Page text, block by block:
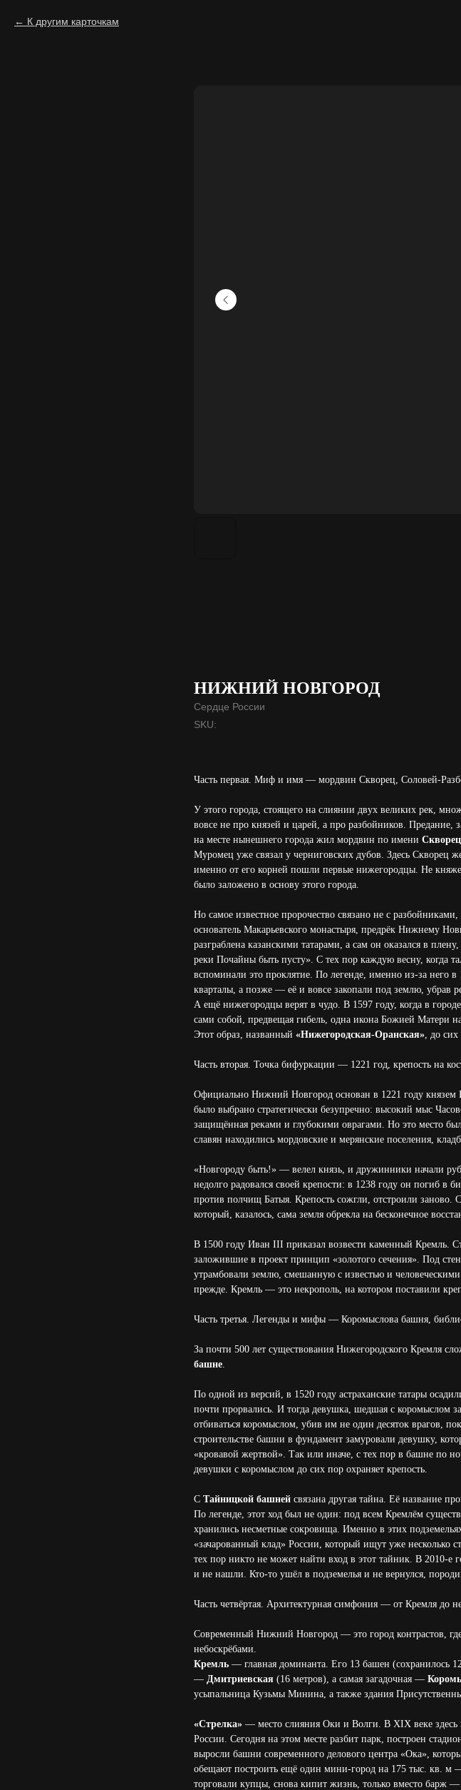
К другим карточкам
НИЖНИЙ НОВГОРОД
Сердце России
SKU:
Часть первая. Миф и имя — мордвин Скворец, Соловей-
У этого города, стоящего на слиянии двух великих рек,
вовсе не про князей и царей, а про разбойников. Предание,
на месте нынешнего города жил мордвин по имени Скворец
Муромец уже связал у черниговских дубов. Здесь Скворец
именно от его корней пошли первые нижегородцы. Не
было заложено в основу этого города.
Но самое известное пророчество связано не с
основатель Макарьевского монастыря, предрёк Нижнему
разграблена казанскими татарами, а сам он оказался в
реки Почайны быть пусту». С тех пор каждую весну, когда
вспоминали это проклятие. По легенде, именно из-за него
кварталы, а позже — её и вовсе закопали под землю, убрав
А ещё нижегородцы верят в чудо. В 1597 году, когда в
сами собой, предвещая гибель, одна икона Божией Матери
Этот образ, названный «Нижегородская-Оранская», до сих
Часть вторая. Точка бифуркации — 1221 год, крепость на
Официально Нижний Новгород основан в 1221 году
было выбрано стратегически безупречно: высокий мыс
защищённая реками и глубокими оврагами. Но это место
славян находились мордовские и мерянские поселения,
«Новгороду быть!» — велел князь, и дружинники начали
недолго радовался своей крепости: в 1238 году он погиб в
против полчищ Батыя. Крепость сожгли, отстроили заново.
который, казалось, сама земля обрекла на бесконечное
В 1500 году Иван III приказал возвести каменный Кремль.
заложившие в проект принцип «золотого сечения». Под
утрамбовали землю, смешанную с известью и
прежде. Кремль — это некрополь, на котором поставили
Часть третья. Легенды и мифы — Коромыслова башня,
За почти 500 лет существования Нижегородского Кремля
башне.
По одной из версий, в 1520 году астраханские татары
почти прорвались. И тогда девушка, шедшая с коромыслом
отбиваться коромыслом, убив им не один десяток врагов,
строительстве башни в фундамент замуровали девушку,
«кровавой жертвой». Так или иначе, с тех пор в башне по
девушки с коромыслом до сих пор охраняет крепость.
С Тайницкой башней связана другая тайна. Её название
По легенде, этот ход был не один: под всем Кремлём
хранились несметные сокровища. Именно в этих
«зачарованный клад» России, который ищут уже
тех пор никто не может найти вход в этот тайник. В 2010-е
и не нашли. Кто-то ушёл в подземелья и не вернулся,
Часть четвёртая. Архитектурная симфония — от Кремля до
Современный Нижний Новгород — это город контрастов,
небоскрёбами.
Кремль — главная доминанта. Его 13 башен (сохранилось
— Дмитриевская (16 метров), а самая загадочная —
усыпальница Кузьмы Минина, а также здания
«Стрелка» — место слияния Оки и Волги. В XIX веке здесь
России. Сегодня на этом месте разбит парк, построен
выросли башни современного делового центра «Ока»,
обещают построить ещё один мини-город на 175 тыс. кв. м
торговали купцы, снова кипит жизнь, только вместо барж